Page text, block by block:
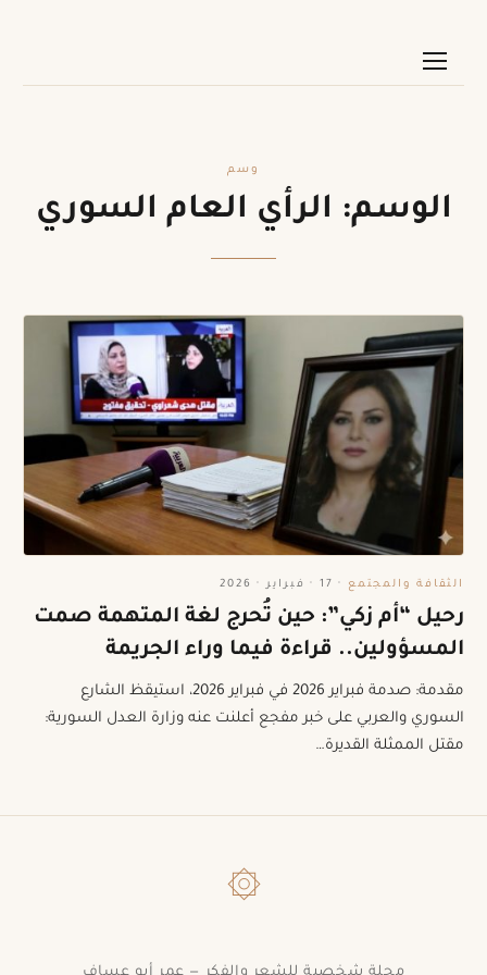
وسم
الوسم: الرأي العام السوري
الثقافة والمجتمع · 17 · فبراير · 2026
رحيل “أم زكي”: حين تُحرج لغة المتهمة صمت
المسؤولين.. قراءة فيما وراء الجريمة
مقدمة: صدمة فبراير 2026 في فبراير 2026، استيقظ الشارع
السوري والعربي على خبر مفجع أعلنت عنه وزارة العدل السورية:
مقتل الممثلة القديرة…
۞